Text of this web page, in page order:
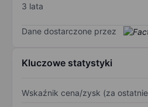
3 lata
Dane dostarczone przez
Kluczowe statystyki
Wskaźnik cena/zysk (za